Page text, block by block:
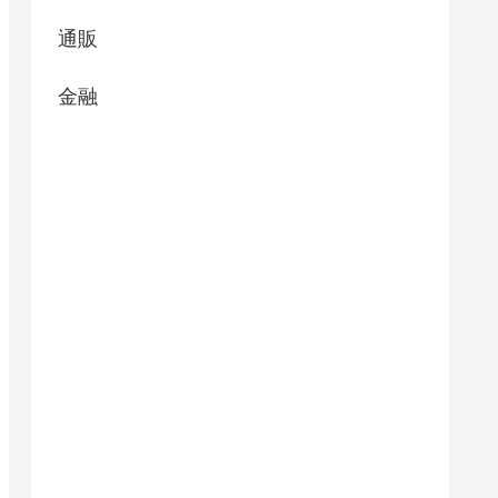
通販
金融